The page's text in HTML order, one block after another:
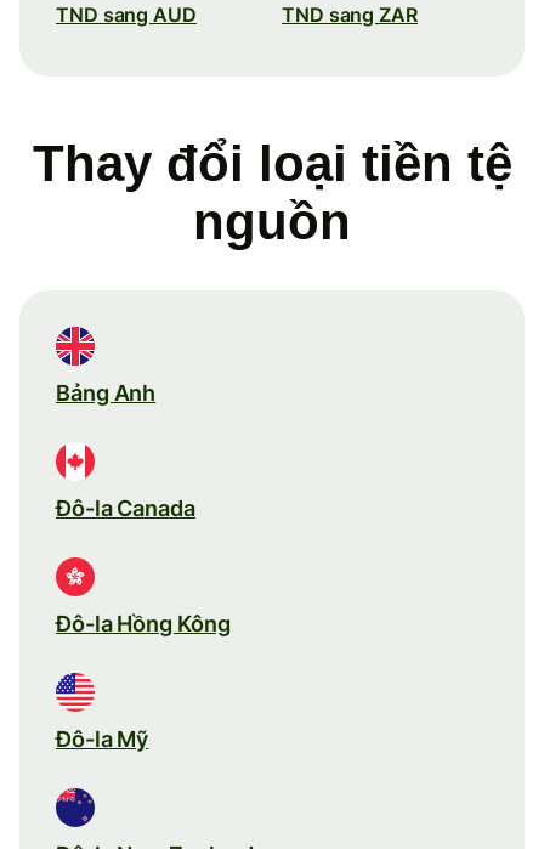
TND sang AUD TND sang ZAR
Thay đổi loại tiền tệ
nguồn
Bảng Anh
Đô-la Canada
Đô-la Hồng Kông
Đô-la Mỹ